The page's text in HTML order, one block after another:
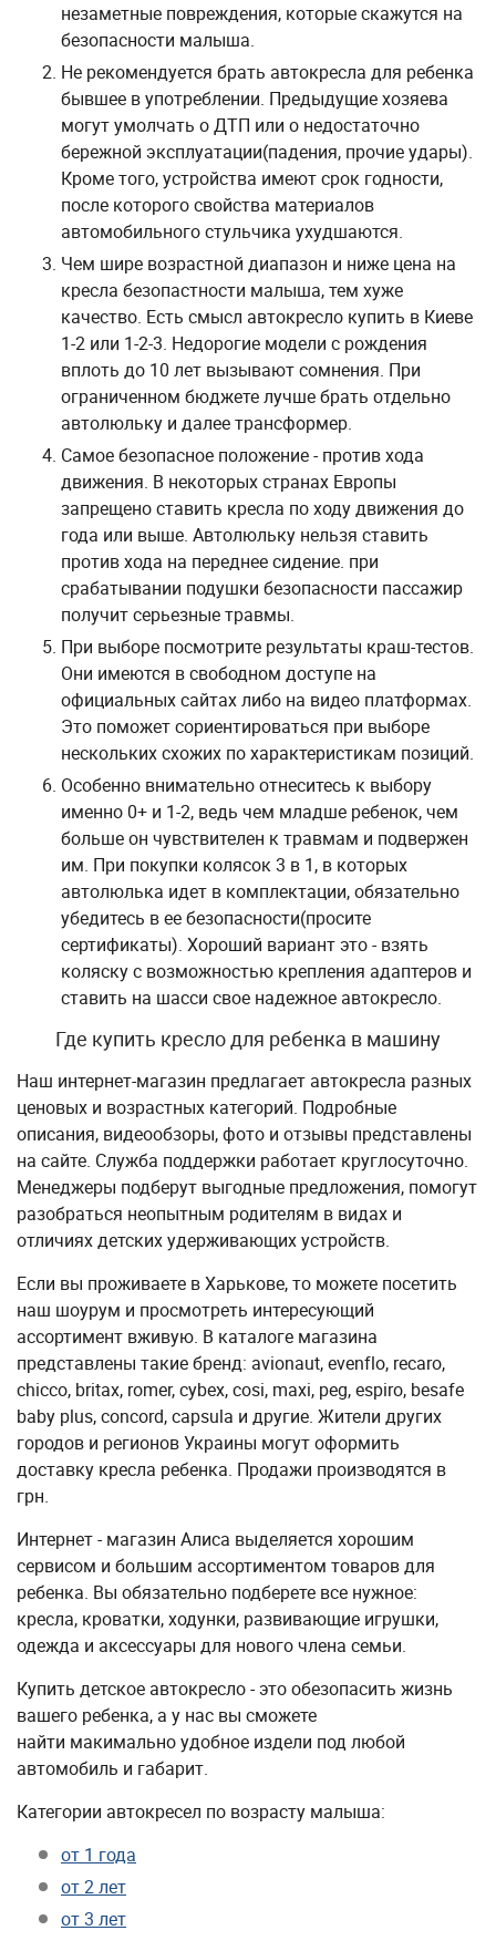
незаметные повреждения, которые скажутся на
безопасности малыша.
Не рекомендуется брать автокресла для ребенка
бывшее в употреблении. Предыдущие хозяева
могут умолчать о ДТП или о недостаточно
бережной эксплуатации(падения, прочие удары).
Кроме того, устройства имеют срок годности,
после которого свойства материалов
автомобильного стульчика ухудшаются.
Чем шире возрастной диапазон и ниже цена на
кресла безопастности малыша, тем хуже
качество. Есть смысл автокресло купить в Киеве
1-2 или 1-2-3. Недорогие модели с рождения
вплоть до 10 лет вызывают сомнения. При
ограниченном бюджете лучше брать отдельно
автолюльку и далее трансформер.
Самое безопасное положение - против хода
движения. В некоторых странах Европы
запрещено ставить кресла по ходу движения до
года или выше. Автолюльку нельзя ставить
против хода на переднее сидение. при
срабатывании подушки безопасности пассажир
получит серьезные травмы.
При выборе посмотрите результаты краш-тестов.
Они имеются в свободном доступе на
официальных сайтах либо на видео платформах.
Это поможет сориентироваться при выборе
нескольких схожих по характеристикам позиций.
Особенно внимательно отнеситесь к выбору
именно 0+ и 1-2, ведь чем младше ребенок, чем
больше он чувствителен к травмам и подвержен
им. При покупки колясок 3 в 1, в которых
автолюлька идет в комплектации, обязательно
убедитесь в ее безопасности(просите
сертификаты). Хороший вариант это - взять
коляску с возможностью крепления адаптеров и
ставить на шасси свое надежное автокресло.
Где купить кресло для ребенка в машину
Наш интернет-магазин предлагает автокресла разных
ценовых и возрастных категорий. Подробные
описания, видеообзоры, фото и отзывы представлены
на сайте. Служба поддержки работает круглосуточно.
Менеджеры подберут выгодные предложения, помогут
разобраться неопытным родителям в видах и
отличиях детских удерживающих устройств.
Если вы проживаете в Харькове, то можете посетить
наш шоурум и просмотреть интересующий
ассортимент вживую. В каталоге магазина
представлены такие бренд: avionaut, evenflo, recaro,
chicco, britax, romer, cybex, cosi, maxi, peg, espiro, besafe
baby plus, concord, capsula и другие. Жители других
городов и регионов Украины могут оформить
доставку кресла ребенка. Продажи производятся в
грн.
Интернет - магазин Алиса выделяется хорошим
сервисом и большим ассортиментом товаров для
ребенка. Вы обязательно подберете все нужное:
кресла, кроватки, ходунки, развивающие игрушки,
одежда и аксессуары для нового члена семьи.
Купить детское автокресло - это обезопасить жизнь
вашего ребенка, а у нас вы cможете
найти макимально удобное издели под любой
автомобиль и габарит.
Категории автокресел по возрасту малыша:
от 1 года
от 2 лет
от 3 лет